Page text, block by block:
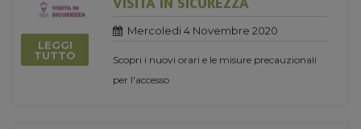
LEGGI
TUTTO
Mercoledi 4 Novembre 2020
Scopri i nuovi orari e le misure precauzionali
per l'accesso